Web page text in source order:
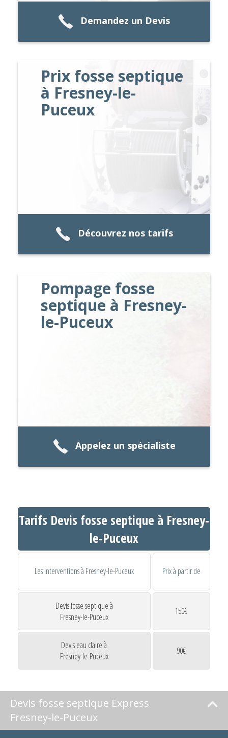
Demandez un Devis
Prix fosse septique
à Fresney-le-
Puceux
Découvrez nos tarifs
Pompage fosse
septique à Fresney-
le-Puceux
Appelez un spécialiste
Tarifs Devis fosse septique à Fresney-
le-Puceux
Les interventions à Fresney-le-Puceux Prix à partir de
Devis fosse septique à
Fresney-le-Puceux
150€
Devis eau claire à
Fresney-le-Puceux
90€
Devis fosse septique Express
Fresney-le-Puceux